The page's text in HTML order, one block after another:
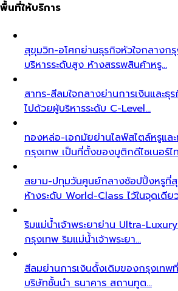
พื้นที่ให้บริการ
สุขุมวิท-อโศกย่านธุรกิจหัวใจกลางก
บริหารระดับสูง ห้างสรรพสินค้าหรู…
สาทร-สีลมใจกลางย่านการเงินและธุ
ไปด้วยผู้บริหารระดับ C-Level…
ทองหล่อ-เอกมัยย่านไลฟ์สไตล์หรูแ
กรุงเทพ เป็นที่ตั้งของบูติกดีไซเนอร์ไ
สยาม-ปทุมวันศูนย์กลางช้อปปิ้งหรูที่
ห้างระดับ World-Class ไว้ในจุดเดีย
ริมแม่น้ำเจ้าพระยาย่าน Ultra-
กรุงเทพ ริมแม่น้ำเจ้าพระยา…
สีลมย่านการเงินดั้งเดิมของกรุงเทพ
บริษัทชั้นนำ ธนาคาร สถานทูต…